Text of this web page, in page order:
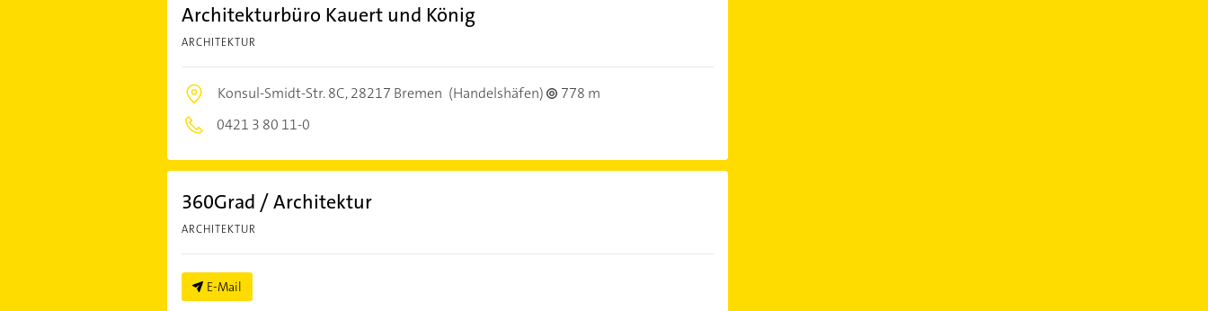
Architekturbüro Kauert und König
ARCHITEKTUR
Konsul-Smidt-Str. 8C,28217 Bremen (Handelshäfen)
778 m
0421 3 80 11-0
360Grad / Architektur
ARCHITEKTUR
E-Mail